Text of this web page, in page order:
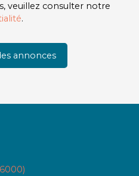
veuillez consulter notre
.
annonces